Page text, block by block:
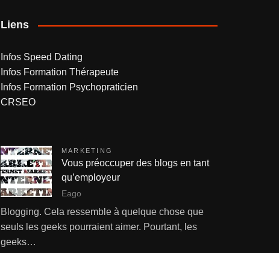
Liens
Infos Speed Dating
Infos Formation Thérapeute
Infos Formation Psychopraticien
CRSEO
MARKETING
Vous préoccuper des blogs en tant
qu’employeur
Eago
Blogging. Cela ressemble à quelque chose que
seuls les geeks pourraient aimer. Pourtant, les
geeks…